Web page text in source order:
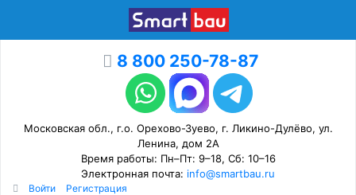
8 800 250-78-87
Московская обл., г.о. Орехово-Зуево, г. Ликино-Дулёво, ул.
Ленина, дом 2А
Время работы: Пн–Пт: 9–18, Сб: 10–16
Электронная почта: info@smartbau.ru
Войти
Регистрация